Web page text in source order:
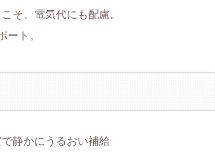
そ、電気代にも配慮。
ート。
静かにうるおい補給